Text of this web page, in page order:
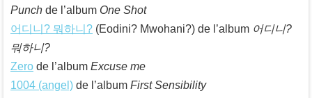
Punch de l’album One Shot
어디니? 뭐하니? (Eodini? Mwohani?) de l’album 어디니?
뭐하니?
Zero de l’album Excuse me
1004 (angel) de l’album First Sensibility